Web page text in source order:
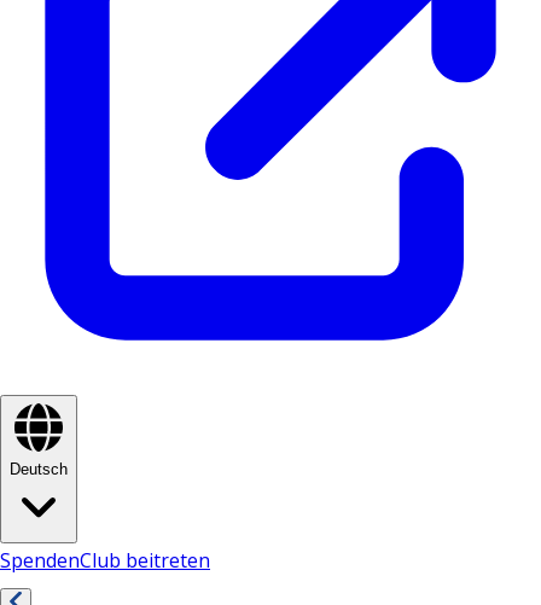
Deutsch
SpendenClub beitreten